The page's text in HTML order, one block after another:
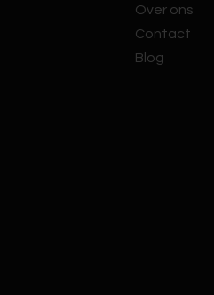
Over ons
Contact
Blog